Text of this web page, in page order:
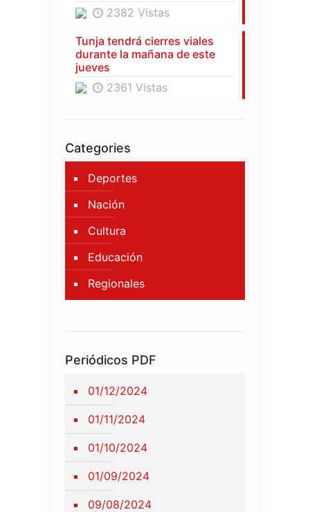
2382 Vistas
Tunja tendrá cierres viales
durante la mañana de este
jueves
2361 Vistas
Categories
Deportes
Nación
Cultura
Educación
Regionales
Periódicos PDF
01/12/2024
01/11/2024
01/10/2024
01/09/2024
09/08/2024